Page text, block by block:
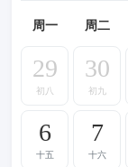
周一 周二
29
初八
30
初九
6
十五
7
十六